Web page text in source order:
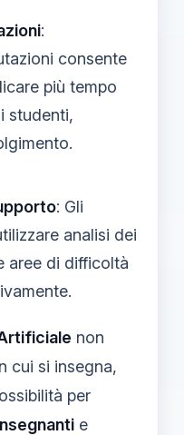
:
consente
più tempo
studenti,
: Gli
analisi dei
aree di difficoltà
non
cui si insegna,
per
e